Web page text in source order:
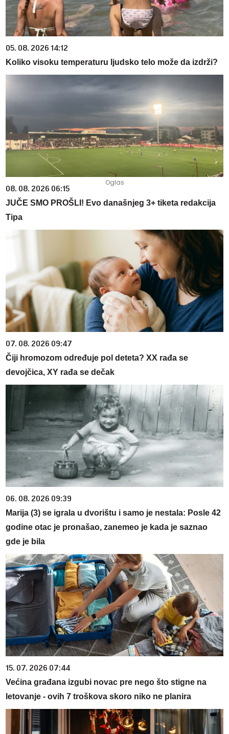
05. 08. 2026 14:12
Koliko visoku temperaturu ljudsko telo može da izdrži?
08. 08. 2026 06:15
JUČE SMO PROŠLI! Evo današnjeg 3+ tiketa redakcija
Tipa
07. 08. 2026 09:47
Čiji hromozom određuje pol deteta? XX rađa se
devojčica, XY rađa se dečak
06. 08. 2026 09:39
Marija (3) se igrala u dvorištu i samo je nestala: Posle 42
godine otac je pronašao, zanemeo je kada je saznao
gde je bila
15. 07. 2026 07:44
Većina građana izgubi novac pre nego što stigne na
letovanje - ovih 7 troškova skoro niko ne planira